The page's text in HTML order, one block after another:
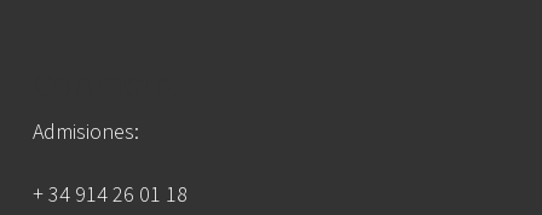
Admisiones:
+ 34 914 26 01 18